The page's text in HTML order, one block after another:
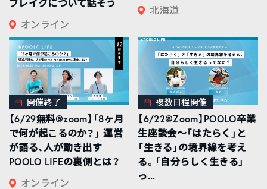
ブレイクについて話そう
オンライン
北海道
開催終了
【6/29無料@zoom】「8ヶ月
で何が起こるのか？」 運営
が語る、人が動き出す
POOLO LIFEの裏側とは？
オンライン
複数日程開催
【6/22@Zoom】POOLO卒業
生座談会〜「はたらく」と
「生きる」の境界線を考え
る。「自分らしく生きる」
っ...